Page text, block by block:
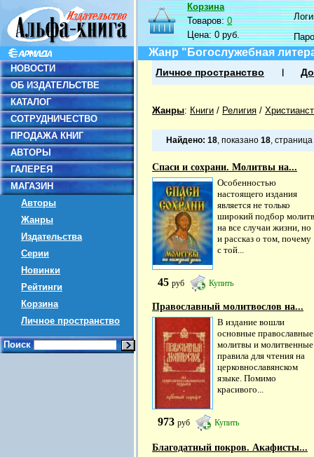
НОВОСТИ
ОБ ИЗДАТЕЛЬСТВЕ
КАТАЛОГ
СОТРУДНИЧЕСТВО
ПРОДАЖА КНИГ
АВТОРЫ
ГАЛЕРЕЯ
МАГАЗИН
Авторы
Жанры
Издательства
Серии
Новинки
Рейтинги
Корзина
Личное пространство
Поиск
Корзина
Товаров:0
Цена:0 руб.
Жанр "Богослужебная
Личное пространство
Жанры: Книги / Религия /
Найдено: 18, показано 18, страница
Спаси и сохрани. Молитвы на...
Особенностью
настоящего издания
является не только
широкий подбор молитв
на все случаи жизни, но
и рассказ о том, почему
с той...
45 руб Купить
Православный молитвослов на...
В издание вошли
основные православные
молитвы и молитвенные
правила для чтения на
церковнославянском
языке. Помимо
красивого...
973 руб Купить
Благодатный покров. Акафисты...